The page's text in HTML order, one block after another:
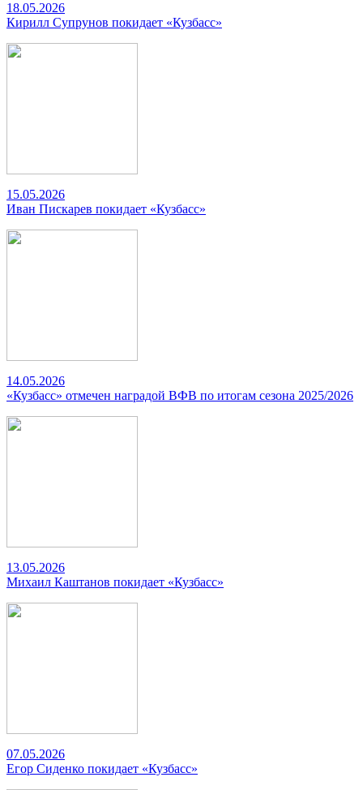
18.05.2026
Кирилл Супрунов покидает «Кузбасс»
15.05.2026
Иван Пискарев покидает «Кузбасс»
14.05.2026
«Кузбасс» отмечен наградой ВФВ по итогам сезона 2025/2026
13.05.2026
Михаил Каштанов покидает «Кузбасс»
07.05.2026
Егор Сиденко покидает «Кузбасс»